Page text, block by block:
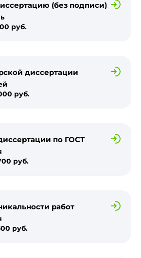
(без подписи)
руб.
диссертации
руб.
по ГОСТ
руб.
работ
руб.